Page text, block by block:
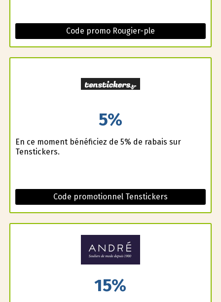
Code promo Rougier-ple
5%
En ce moment bénéficiez de 5% de rabais sur
Tenstickers.
Code promotionnel Tenstickers
15%